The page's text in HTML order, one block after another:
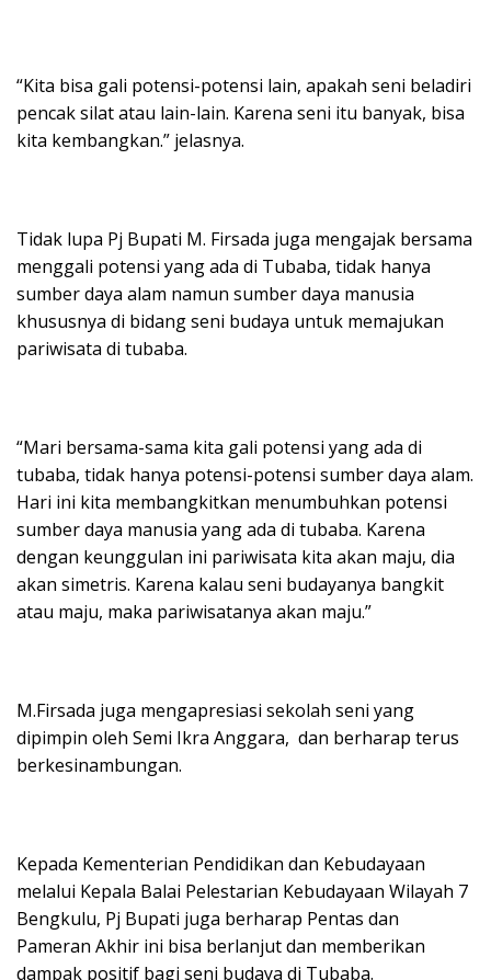
“Kita bisa gali potensi-potensi lain, apakah seni beladiri
pencak silat atau lain-lain. Karena seni itu banyak, bisa
kita kembangkan.” jelasnya.
Tidak lupa Pj Bupati M. Firsada juga mengajak bersama
menggali potensi yang ada di Tubaba, tidak hanya
sumber daya alam namun sumber daya manusia
khususnya di bidang seni budaya untuk memajukan
pariwisata di tubaba.
“Mari bersama-sama kita gali potensi yang ada di
tubaba, tidak hanya potensi-potensi sumber daya alam.
Hari ini kita membangkitkan menumbuhkan potensi
sumber daya manusia yang ada di tubaba. Karena
dengan keunggulan ini pariwisata kita akan maju, dia
akan simetris. Karena kalau seni budayanya bangkit
atau maju, maka pariwisatanya akan maju.”
M.Firsada juga mengapresiasi sekolah seni yang
dipimpin oleh Semi Ikra Anggara, dan berharap terus
berkesinambungan.
Kepada Kementerian Pendidikan dan Kebudayaan
melalui Kepala Balai Pelestarian Kebudayaan Wilayah 7
Bengkulu, Pj Bupati juga berharap Pentas dan
Pameran Akhir ini bisa berlanjut dan memberikan
dampak positif bagi seni budaya di Tubaba.